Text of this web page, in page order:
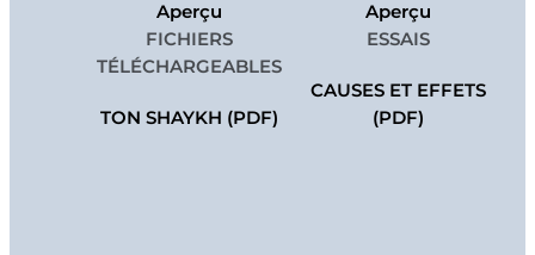
Aperçu
FICHIERS
TÉLÉCHARGEABLES
TON SHAYKH (PDF)
Aperçu
ESSAIS
CAUSES ET EFFETS
(PDF)